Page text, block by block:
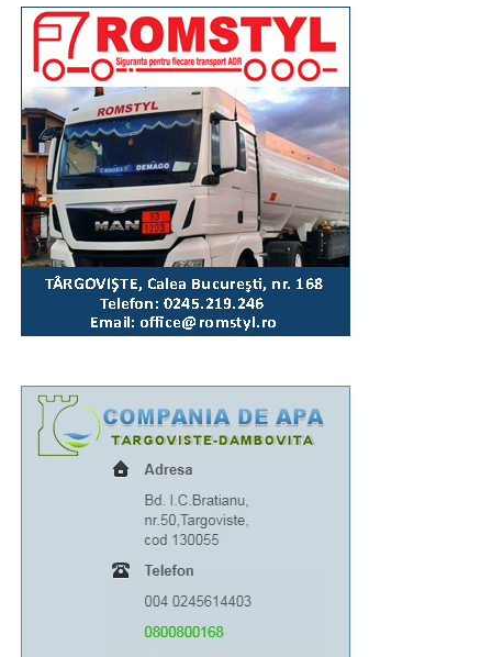
misionar-educativă dedicată tinerilor: „Familia –
fundament al valorilor Evangheliei lui Hristos” și
„Credință și mărturisire în spațiul virtual”.
După aceea, Chiriarhul nostru va acorda „Diploma de
Excelență Sfântul Ierarh Nifon” și premii elevilor care
au obținut primele locuri la etapa națională a
Olimpiadelor și Concursurilor școlare 2025-2026,
precum și profesorilor lor îndrumători, celor 4 elevi
care au obținut media generală 10 la Examenul de
Bacalaureat, precum și unor tineri campioni la diferite
competiții internaționale” a mai spus părintele vicar.